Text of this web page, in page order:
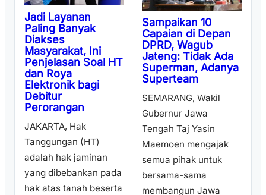
Jadi Layanan
Paling Banyak
Diakses
Masyarakat, Ini
Penjelasan Soal HT
dan Roya
Elektronik bagi
Debitur
Perorangan
JAKARTA, Hak
Tanggungan (HT)
adalah hak jaminan
yang dibebankan pada
hak atas tanah beserta
Sampaikan 10
Capaian di Depan
DPRD, Wagub
Jateng: Tidak Ada
Superman, Adanya
Superteam
SEMARANG, Wakil
Gubernur Jawa
Tengah Taj Yasin
Maemoen mengajak
semua pihak untuk
bersama-sama
membangun Jawa